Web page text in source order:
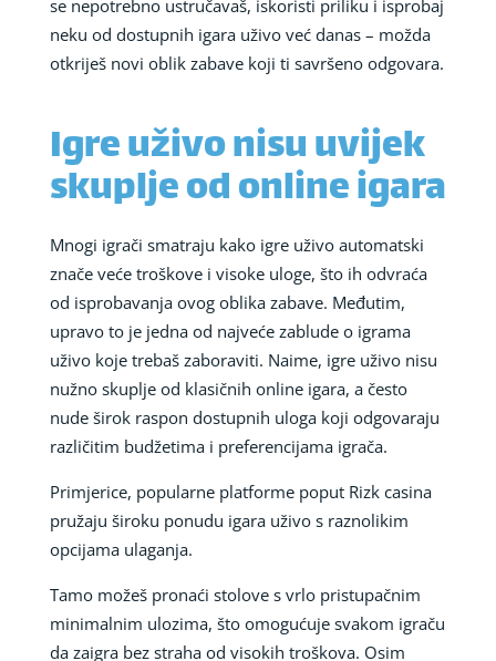
se nepotrebno ustručavaš, iskoristi priliku i isprobaj
neku od dostupnih igara uživo već danas – možda
otkriješ novi oblik zabave koji ti savršeno odgovara.
Igre uživo nisu uvijek
skuplje od online igara
Mnogi igrači smatraju kako igre uživo automatski
znače veće troškove i visoke uloge, što ih odvraća
od isprobavanja ovog oblika zabave. Međutim,
upravo to je jedna od najveće zablude o igrama
uživo koje trebaš zaboraviti. Naime, igre uživo nisu
nužno skuplje od klasičnih online igara, a često
nude širok raspon dostupnih uloga koji odgovaraju
različitim budžetima i preferencijama igrača.
Primjerice, popularne platforme poput Rizk casina
pružaju široku ponudu igara uživo s raznolikim
opcijama ulaganja.
Tamo možeš pronaći stolove s vrlo pristupačnim
minimalnim ulozima, što omogućuje svakom igraču
da zaigra bez straha od visokih troškova. Osim